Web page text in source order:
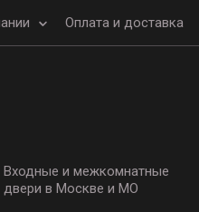
Оплата и доставка
Входные и межкомнатные
двери в Москве и МО